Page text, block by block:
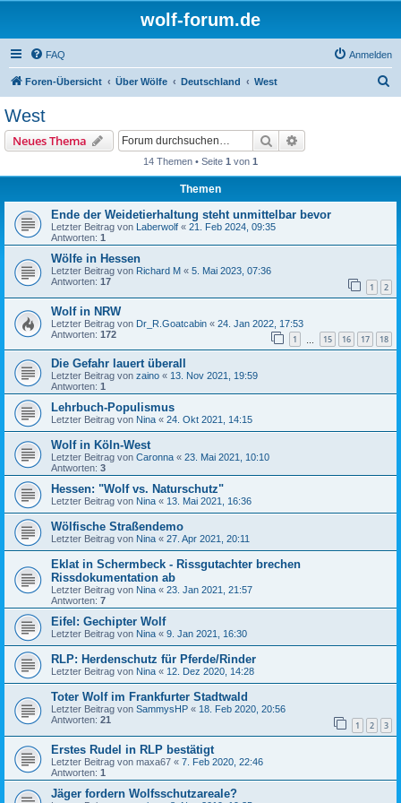
wolf-forum.de
FAQ Anmelden
Foren-Übersicht Über Wölfe Deutschland West
West
Neues Thema Suche
14 Themen • Seite 1 von 1
Themen
Ende der Weidetierhaltung steht unmittelbar bevor
Letzter Beitrag von Laberwolf « 21. Feb 2024, 09:35
Antworten: 1
Wölfe in Hessen
Letzter Beitrag von Richard M « 5. Mai 2023, 07:36
Antworten: 17 1 2
Wolf in NRW
Letzter Beitrag von Dr_R.Goatcabin « 24. Jan 2022, 17:53
Antworten: 172 1 15 16 17 18
Die Gefahr lauert überall
Letzter Beitrag von zaino « 13. Nov 2021, 19:59
Antworten: 1
Lehrbuch-Populismus
Letzter Beitrag von Nina « 24. Okt 2021, 14:15
Wolf in Köln-West
Letzter Beitrag von Caronna « 23. Mai 2021, 10:10
Antworten: 3
Hessen: "Wolf vs. Naturschutz"
Letzter Beitrag von Nina « 13. Mai 2021, 16:36
Wölfische Straßendemo
Letzter Beitrag von Nina « 27. Apr 2021, 20:11
Eklat in Schermbeck - Rissgutachter brechen
Rissdokumentation ab
Letzter Beitrag von Nina « 23. Jan 2021, 21:57
Antworten: 7
Eifel: Gechipter Wolf
Letzter Beitrag von Nina « 9. Jan 2021, 16:30
RLP: Herdenschutz für Pferde/Rinder
Letzter Beitrag von Nina « 12. Dez 2020, 14:28
Toter Wolf im Frankfurter Stadtwald
Letzter Beitrag von SammysHP « 18. Feb 2020, 20:56
Antworten: 21 1 2 3
Erstes Rudel in RLP bestätigt
Letzter Beitrag von maxa67 « 7. Feb 2020, 22:46
Antworten: 1
Jäger fordern Wolfsschutzareale?